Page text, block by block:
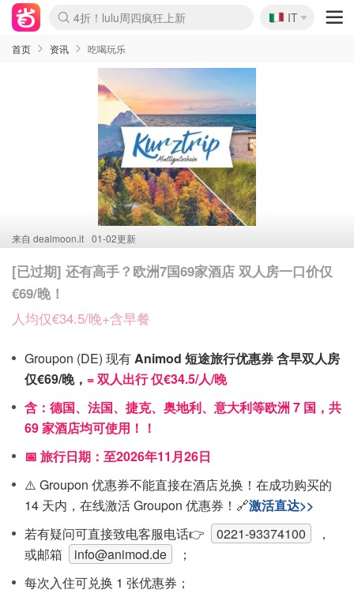
Boticinal 夏促开抢！
4折！lulu周四疯狂上新
速领！Stanley独家85折
Zalando 奥莱闪促！每日更新
🇮🇹
IT
首页 资讯 吃喝玩乐
来自 dealmoon.it 01-02更新
[已过期] 还有高手？欧洲7国69家酒店 双人房一口价仅
€69/晚！
人均仅€34.5/晚+含早餐
Groupon (DE) 现有Animod 短途旅行优惠券含早双人房
仅€69/晚， = 双人出行 仅€34.5/人/晚
含：德国、法国、捷克、奥地利、意大利等欧洲 7 国，共
69 家酒店均可使用！！
📅 旅行日期：至2026年11月26日
⚠️ Groupon 优惠券不能直接在酒店兑换！在成功购买的
14 天内，在线激活 Groupon 优惠券！🔗激活直达>>
若有疑问可直接致电客服电话👉
0221-93374100
，
或邮箱
info@animod.de
；
每次入住可兑换 1 张优惠券；